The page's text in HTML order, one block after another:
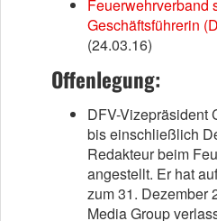
Feuerwehrverband
Geschäftsführerin
(24.03.16)
Offenlegung:
DFV-Vizepräsident
bis einschließlich
Redakteur beim
angestellt. Er hat
zum 31. Dezember
Media Group